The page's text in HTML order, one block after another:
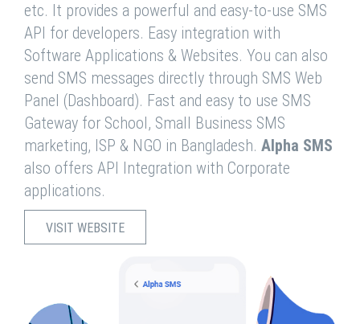
etc. It provides a powerful and easy-to-use SMS
API for developers. Easy integration with
Software Applications & Websites. You can also
send SMS messages directly through SMS Web
Panel (Dashboard). Fast and easy to use SMS
Gateway for School, Small Business SMS
marketing, ISP & NGO in Bangladesh. Alpha SMS
also offers API Integration with Corporate
applications.
VISIT WEBSITE